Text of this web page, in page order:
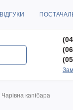
ВІДГУКИ
капібара